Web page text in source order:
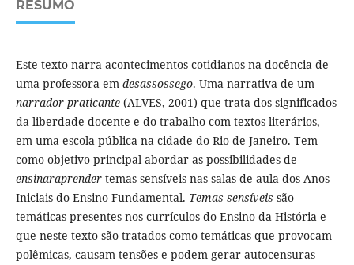
RESUMO
Este texto narra acontecimentos cotidianos na docência de
uma professora em desassossego. Uma narrativa de um
narrador praticante(ALVES, 2001) que trata dos significados
da liberdade docente e do trabalho com textos literários,
em uma escola pública na cidade do Rio de Janeiro. Tem
como objetivo principal abordar as possibilidades de
ensinaraprendertemas sensíveis nas salas de aula dos Anos
Iniciais do Ensino Fundamental. Temas sensíveis são
temáticas presentes nos currículos do Ensino da História e
que neste texto são tratados como temáticas que provocam
polêmicas, causam tensões e podem gerar autocensuras